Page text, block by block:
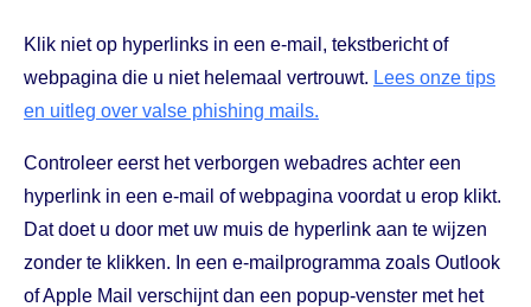
Klik niet op hyperlinks in een e-mail, tekstbericht of
webpagina die u niet helemaal vertrouwt. Lees onze tips
en uitleg over valse phishing mails.
Controleer eerst het verborgen webadres achter een
hyperlink in een e-mail of webpagina voordat u erop klikt.
Dat doet u door met uw muis de hyperlink aan te wijzen
zonder te klikken. In een e-mailprogramma zoals Outlook
of Apple Mail verschijnt dan een popup-venster met het